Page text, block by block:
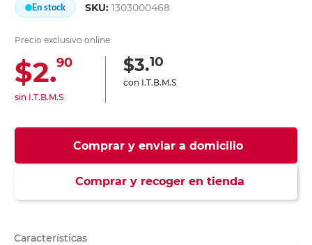
En stock SKU:1303000468
Precio exclusivo online:
$2.90
sin I.T.B.M.S
$3.10
con I.T.B.M.S
Comprar y enviar a domicilio
Comprar y recoger en tienda
Características